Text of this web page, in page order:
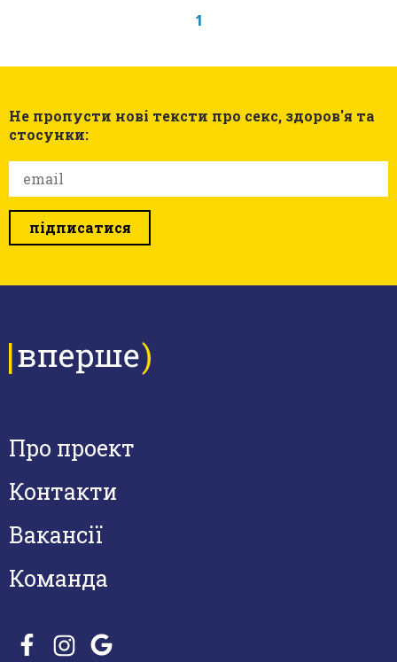
1
Не пропусти нові тексти про секс, здоров'я та
стосунки:
підписатися
Про проект
Контакти
Вакансії
Команда